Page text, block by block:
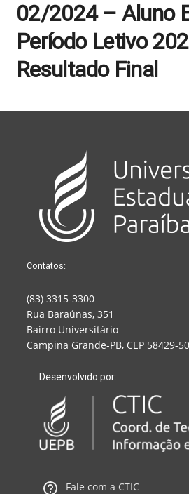
02/2024 – Aluno
Período Letivo
Resultado Final
Contatos:
(83) 3315-3300
Rua Baraúnas, 351
Bairro Universitário
Campina Grande-PB, CEP 58429-
Desenvolvido por:
Fale com a CTIC